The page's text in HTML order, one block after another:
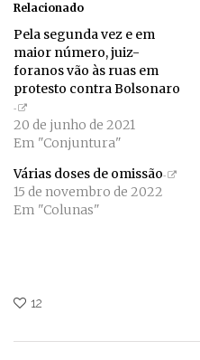
Relacionado
Pela segunda vez e em
maior número, juiz-
foranos vão às ruas em
protesto contra Bolsonaro
20 de junho de 2021
Em "Conjuntura"
Várias doses de omissão
15 de novembro de 2022
Em "Colunas"
12